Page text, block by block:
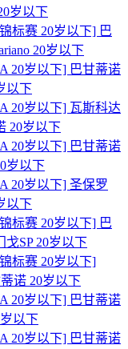
岁以下
标赛 20岁以下] 巴
20岁以下
20岁以下] 巴甘蒂诺
以下
20岁以下] 瓦斯科达
20岁以下
20岁以下] 巴甘蒂诺
岁以下
20岁以下] 圣保罗
以下
标赛 20岁以下] 巴
戈SP 20岁以下
标赛 20岁以下]
诺 20岁以下
20岁以下] 巴甘蒂诺
以下
20岁以下] 巴甘蒂诺